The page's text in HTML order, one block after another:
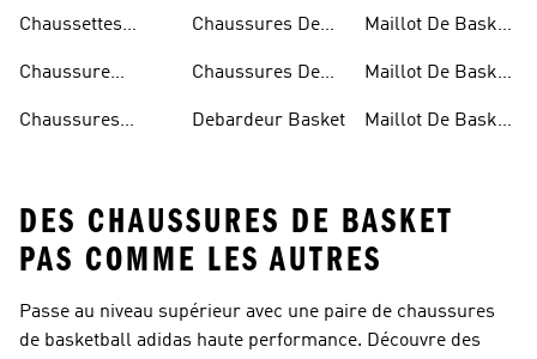
Chaussettes
Chaussure
Garcon
Chaussures
Chaussures De
Chaussures De
Debardeur Basket
Maillot De Basket
Maillot De Basket
Maillot De Basket
DES CHAUSSURES DE BASKET
PAS COMME LES AUTRES
Passe au niveau supérieur avec une paire de chaussures
de basketball adidas haute performance. Découvre des